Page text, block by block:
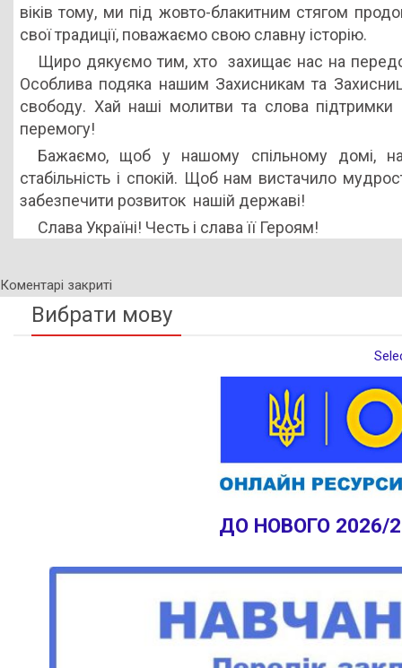
віків тому, ми під жовто-блакитним стягом
свої традиції, поважаємо свою славну історію.
Щиро дякуємо тим, хто захищає нас на
Особлива подяка нашим Захисникам та
свободу. Хай наші молитви та слова
перемогу!
Бажаємо, щоб у нашому спільному домі,
стабільність і спокій. Щоб нам вистачило
забезпечити розвиток нашій державі!
Слава Україні! Честь і слава її Героям!
Коментарі закриті
Вибрати мову
ДО НОВОГО 2026/